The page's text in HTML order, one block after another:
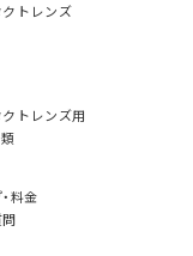
トレンズ
トレンズ用
料金